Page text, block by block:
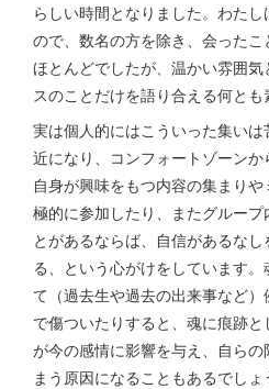
らしい時間となりました。わた
ので、数名の方を除き、会った
ほとんどでしたが、温かい雰囲
スのことだけを語り合える何とも
実は個人的にはこういった集い
近になり、コンフォートゾーンか
自身が興味をもつ内容の集まり
極的に参加したり、またグルー
とがあるならば、自信があるな
る、という心がけをしています
て（過去生や過去の出来事など
で傷ついたりすると、魂に痕跡
が今の感情に影響を与え、自ら
まう原因になることもあるでし